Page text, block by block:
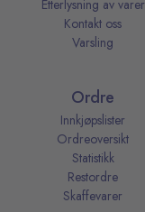
Etterlysning av varer
Kontakt oss
Varsling
Ordre
Innkjøpslister
Ordreoversikt
Statistikk
Restordre
Skaffevarer